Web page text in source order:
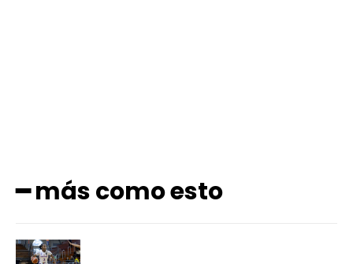
━ más como esto